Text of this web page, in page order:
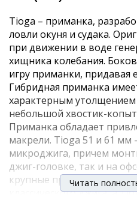
Tioga – приманка,
ловли окуня и судака.
при движении в воде
хищника колебания.
игру приманки, придавая
Гибридная приманка
характерным утолщением
небольшой хвостик-
Приманка обладает
макрели. Tioga 51 и 61 мм
микроджига, причем
джиг-головке, так и на
крупные приманки –
классического джига, а
Читать